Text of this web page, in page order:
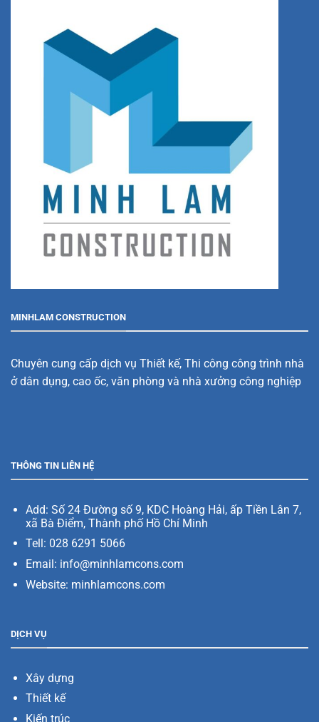
MINHLAM CONSTRUCTION
Chuyên cung cấp dịch vụ Thiết kế, Thi công công trình nhà
ở dân dụng, cao ốc, văn phòng và nhà xưởng công nghiệp
THÔNG TIN LIÊN HỆ
Add: Số 24 Đường số 9, KDC Hoàng Hải, ấp Tiền Lân 7,
xã Bà Điểm, Thành phố Hồ Chí Minh
Tell: 028 6291 5066
Email: info@minhlamcons.com
Website: minhlamcons.com
DỊCH VỤ
Xây dựng
Thiết kế
Kiến trúc